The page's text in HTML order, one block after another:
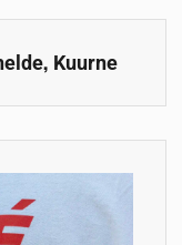
, Kuurne